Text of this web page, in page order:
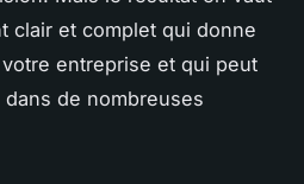
clair et complet qui donne
entreprise et qui peut
de nombreuses